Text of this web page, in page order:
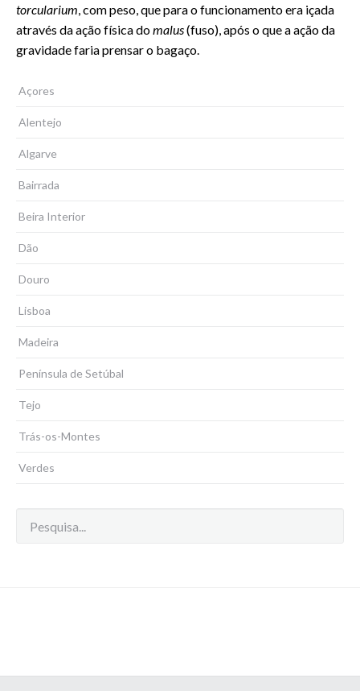
torcularium , com peso, que para o funcionamento era içada
através da ação física domalus(fuso), após o que a ação da
gravidade faria prensar o bagaço.
Açores
Alentejo
Algarve
Bairrada
Beira Interior
Dão
Douro
Lisboa
Madeira
Península de Setúbal
Tejo
Trás-os-Montes
Verdes